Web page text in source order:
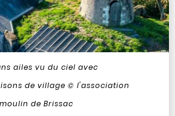
ailes vu du ciel avec
de village© l'association
de Brissac